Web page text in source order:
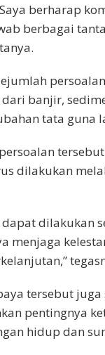
berharap
berbagai
banjir,
tata guna
dilakukan
dapat dilakukan
menjaga
tersebut
pentingnya
hidup dan